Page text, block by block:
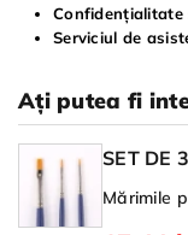
Confidențialitate
Serviciul de
Ați putea fi
SET DE
Mărimile